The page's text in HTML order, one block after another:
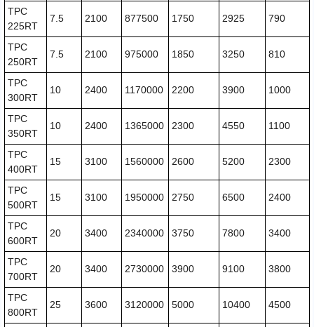
TPC
225RT
7.5 2100 877500 1750 2925 790
TPC
250RT
7.5 2100 975000 1850 3250 810
TPC
300RT
10 2400 1170000 2200 3900 1000
TPC
350RT
10 2400 1365000 2300 4550 1100
TPC
400RT
15 3100 1560000 2600 5200 2300
TPC
500RT
15 3100 1950000 2750 6500 2400
TPC
600RT
20 3400 2340000 3750 7800 3400
TPC
700RT
20 3400 2730000 3900 9100 3800
TPC
800RT
25 3600 3120000 5000 10400 4500